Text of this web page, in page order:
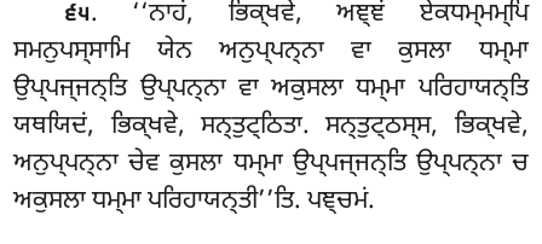
੬੫. ‘‘ਨਾਹਂ, ਭਿਕ੍ਖਵੇ, ਅਞ੍ਞਂ ਏਕਧਮ੍ਮਮ੍ਪਿ
ਸਮਨੁਪਸ੍ਸਾਮਿ ਯੇਨ ਅਨੁਪ੍ਪਨ੍ਨਾ ਵਾ ਕੁਸਲਾ ਧਮ੍ਮਾ
ਉਪ੍ਪਜ੍ਜਨ੍ਤਿ ਉਪ੍ਪਨ੍ਨਾ ਵਾ ਅਕੁਸਲਾ ਧਮ੍ਮਾ ਪਰਿਹਾਯਨ੍ਤਿ
ਯਥਯਿਦਂ, ਭਿਕ੍ਖਵੇ, ਸਨ੍ਤੁਟ੍ਠਿਤਾ. ਸਨ੍ਤੁਟ੍ਠਸ੍ਸ, ਭਿਕ੍ਖਵੇ,
ਅਨੁਪ੍ਪਨ੍ਨਾ ਚੇਵ ਕੁਸਲਾ ਧਮ੍ਮਾ ਉਪ੍ਪਜ੍ਜਨ੍ਤਿ ਉਪ੍ਪਨ੍ਨਾ ਚ
ਅਕੁਸਲਾ ਧਮ੍ਮਾਪਰਿਹਾਯਨ੍ਤੀ’’ਤਿ. ਪਞ੍ਚਮਂ.